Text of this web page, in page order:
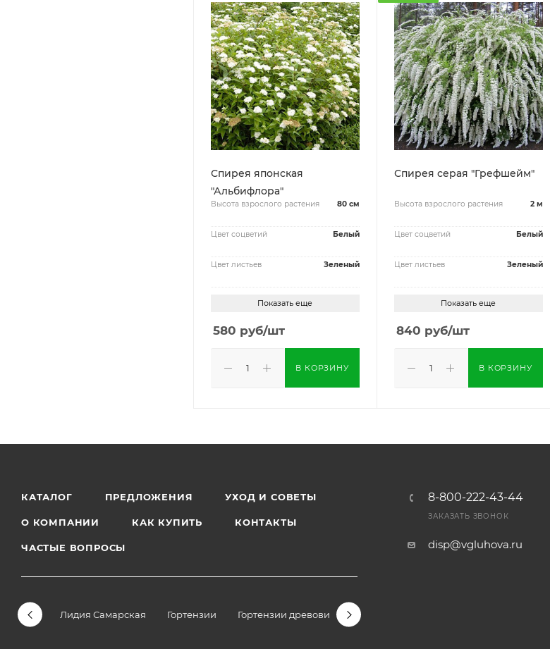
Спирея японская
"Альбифлора"
Высота взрослого растения 80 см
Цвет соцветий Белый
Цвет листьев Зеленый
Показать еще
580 руб/шт
В КОРЗИНУ
Спирея серая "Грефшейм"
Высота взрослого растения 2 м
Цвет соцветий Белый
Цвет листьев Зеленый
Показать еще
840 руб/шт
В КОРЗИНУ
КАТАЛОГ ПРЕДЛОЖЕНИЯ УХОД И СОВЕТЫ
О КОМПАНИИ КАК КУПИТЬ КОНТАКТЫ
ЧАСТЫЕ ВОПРОСЫ
Лидия Самарская Гортензии Гортензии древовидные
8-800-222-43-44
ЗАКАЗАТЬ ЗВОНОК
disp@vgluhova.ru